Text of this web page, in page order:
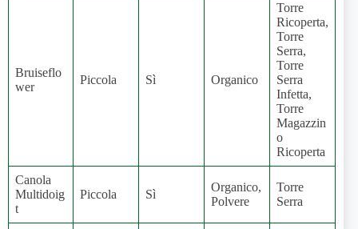
Bruiseflo
wer
Piccola Sì Organico
Torre
Ricoperta,
Torre
Serra,
Torre
Serra
Infetta,
Torre
Magazzin
o
Ricoperta
Canola
Multidoig
t
Piccola Sì
Organico,
Polvere
Torre
Serra